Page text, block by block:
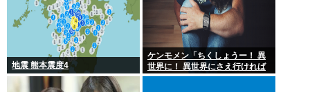
地震 熊本震度4
ケンモメン「ちくしょうー！ 異
世界に！ 異世界にさえ行ければ
ー！(;△;)」 どうなるの？